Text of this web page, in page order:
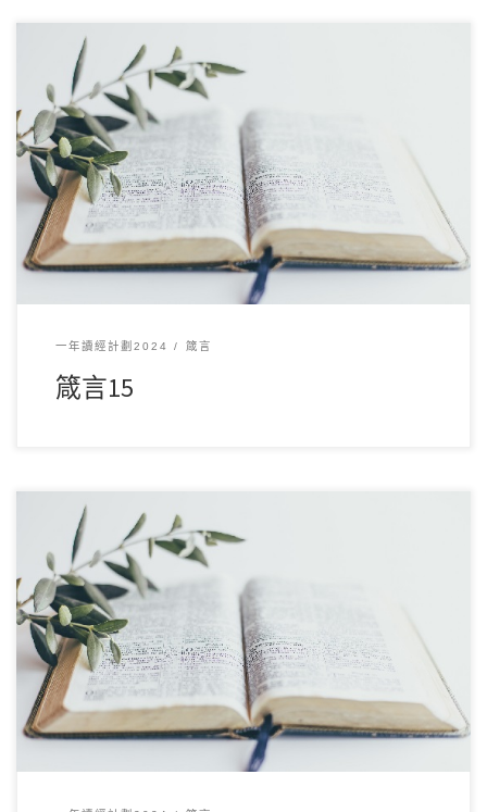
12 月152024讀經範圍：箴言15 經文重點： 本章強調言語的力
量與智慧的重要性，指出柔和的回答 […]
一年讀經計劃2024 箴言
箴言15
12 月142024讀經範圍：箴言14 經文重點： 本章探討智慧與愚
昧的對比，強調智慧能帶來生命與平 […]